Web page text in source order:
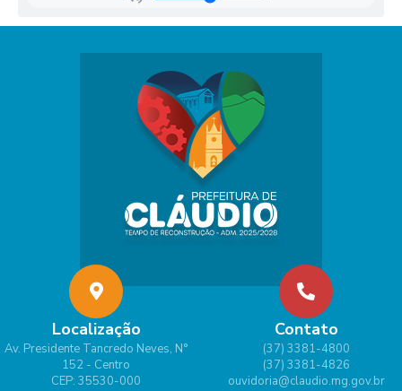
Localização
Av. Presidente Tancredo Neves, N°
152 - Centro
CEP: 35530-000
Contato
(37) 3381-4800
(37) 3381-4826
ouvidoria@claudio.mg.gov.br